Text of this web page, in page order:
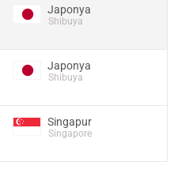
Japonya
Shibuya
Japonya
Shibuya
Singapur
Singapore